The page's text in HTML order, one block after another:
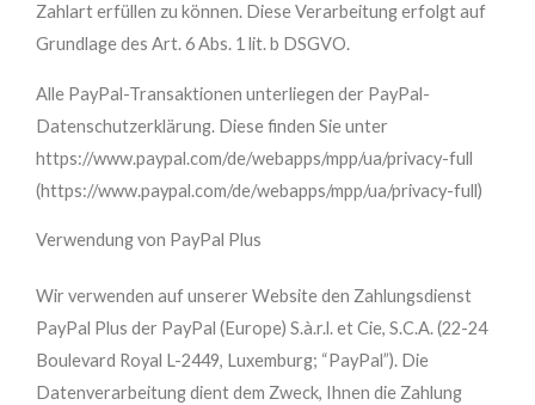
Zahlart erfüllen zu können. Diese Verarbeitung erfolgt auf
Grundlage des Art. 6 Abs. 1 lit. b DSGVO.
Alle PayPal-Transaktionen unterliegen der PayPal-
Datenschutzerklärung. Diese finden Sie unter
https://www.paypal.com/de/webapps/mpp/ua/privacy-full
(https://www.paypal.com/de/webapps/mpp/ua/privacy-full)
Verwendung von PayPal Plus
Wir verwenden auf unserer Website den Zahlungsdienst
PayPal Plus der PayPal (Europe) S.à.r.l. et Cie, S.C.A. (22-24
Boulevard Royal L-2449, Luxemburg; “PayPal”). Die
Datenverarbeitung dient dem Zweck, Ihnen die Zahlung